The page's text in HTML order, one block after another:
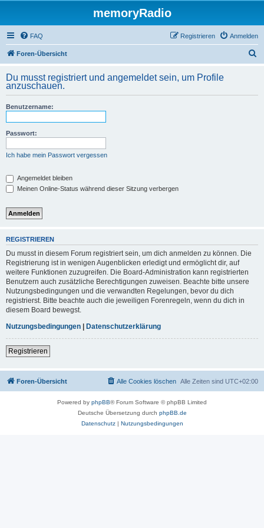
memoryRadio
FAQ Anmelden
Registrieren
Foren-Übersicht
h
Du musst registriert und angemeldet sein, um Profile
anzuschauen.
Benutzername:
Passwort:
Ich habe mein Passwort vergessen
Angemeldet bleiben
Meinen Online-Status während dieser Sitzung verbergen
REGISTRIEREN
Du musst in diesem Forum registriert sein, um dich anmelden zu können. Die
Registrierung ist in wenigen Augenblicken erledigt und ermöglicht dir, auf
weitere Funktionen zuzugreifen. Die Board-Administration kann registrierten
Benutzern auch zusätzliche Berechtigungen zuweisen. Beachte bitte unsere
Nutzungsbedingungen und die verwandten Regelungen, bevor du dich
registrierst. Bitte beachte auch die jeweiligen Forenregeln, wenn du dich in
diesem Board bewegst.
Nutzungsbedingungen | Datenschutzerklärung
Registrieren
Foren-Übersicht Alle Zeiten sind UTC+02:00
Alle Cookies löschen
Powered by phpBB® Forum Software © phpBB Limited
Deutsche Übersetzung durch phpBB.de
Datenschutz| Nutzungsbedingungen